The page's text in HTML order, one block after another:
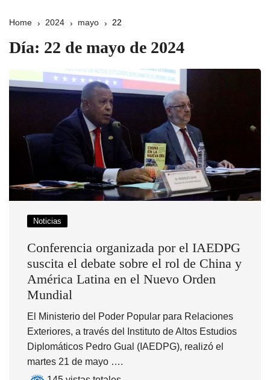
Home 2024 mayo 22
Día: 22 de mayo de 2024
Noticias
Conferencia organizada por el IAEDPG
suscita el debate sobre el rol de China y
América Latina en el Nuevo Orden
Mundial
El Ministerio del Poder Popular para Relaciones
Exteriores, a través del Instituto de Altos Estudios
Diplomáticos Pedro Gual (IAEDPG), realizó el
martes 21 de mayo ….